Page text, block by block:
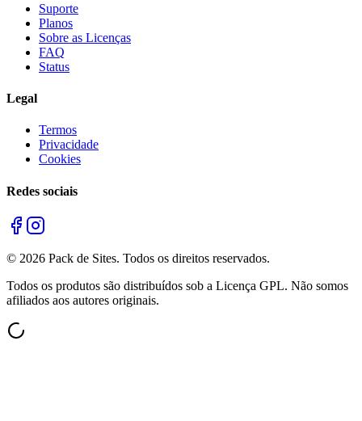
Suporte
Planos
Sobre as Licenças
FAQ
Status
Legal
Termos
Privacidade
Cookies
Redes sociais
© 2026 Pack de Sites. Todos os direitos reservados.
Todos os produtos são distribuídos sob a Licença GPL. Não somos
afiliados aos autores originais.